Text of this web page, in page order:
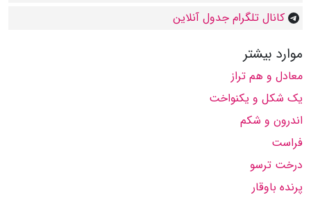
کانال تلگرام جدول آنلاین
موارد بیشتر
معادل و هم تراز
یک شکل و یکنواخت
اندرون و شکم
فراست
درخت ترسو
پرنده باوقار